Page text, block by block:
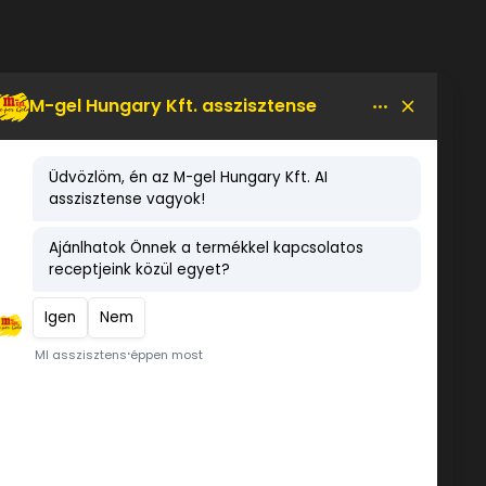
KEDVENCEM!
LEGNÉPSZERŰBB TERMÉKEK
HABZSÁK 46 cm (4-46)
koncentrátum